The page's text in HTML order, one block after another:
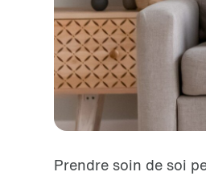
Prendre soin de soi